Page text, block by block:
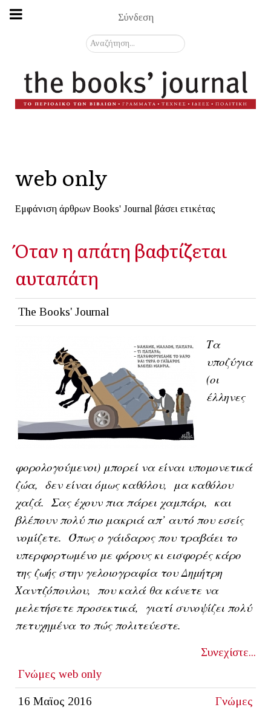
Σύνδεση
Αναζήτηση...
web only
Εμφάνιση άρθρων Books' Journal βάσει ετικέτας
Όταν η απάτη βαφτίζεται
αυταπάτη
The Books' Journal
Τα
υποζύγια
(οι
έλληνες
φορολογούμενοι) μπορεί να είναι υπομονετικά
ζώα, δεν είναι όμως καθόλου, μα καθόλου
χαζά. Σας έχουν πια πάρει χαμπάρι, και
βλέπουν πολύ πιο μακριά απ’ αυτό που εσείς
νομίζετε. Όπως ο γάιδαρος που τραβάει το
υπερφορτωμένο με φόρους κι εισφορές κάρο
της ζωής στην γελοιογραφία του Δημήτρη
Χαντζόπουλου, που καλά θα κάνετε να
μελετήσετε προσεκτικά, γιατί συνοψίζει πολύ
πετυχημένα το πώς πολιτεύεστε.
Συνεχίστε...
Γνώμες web only
16 Μαϊος 2016 Γνώμες